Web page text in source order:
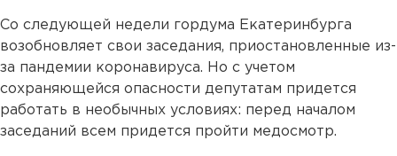
Со следующей недели гордума Екатеринбурга
возобновляет свои заседания, приостановленные из-
за пандемии коронавируса. Но с учетом
сохраняющейся опасности депутатам придется
работать в необычных условиях: перед началом
заседаний всем придется пройти медосмотр.